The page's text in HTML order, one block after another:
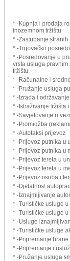
* -Kupnja i prodaja
inozemnom tržištu
* -Zastupanje stranih
* -Trgovačko
* -Posredovanje u
vrsta usluga
tržištu
* -Računalne i
* -Pružanje usluga
* -Izrada i
* -Istraživanje tržišta
* -Savjetovanje u
* -Promidžba
* -Autotaksi prijevoz
* -Prijevoz putnika u
* -Prijevoz putnika u
* -Prijevoz tereta u
* -Prijevoz tereta u
* -Prijevoz osoba i
* -Djelatnost
* -Iznajmljivanje
* -Turističke usluge
* -Turističke usluge
* -Usluge
* -Turističke usluge
* -Pripremanje
* -Pripremanje i
* -Pružanje usluga